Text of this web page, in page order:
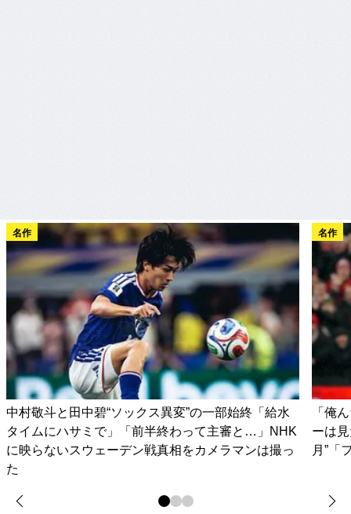
名作
中村敬斗と田中碧“ソックス異変”の一部始終「給水
タイムにハサミで」「前半終わって主審と…」NHK
に映らないスウェーデン戦真相をカメラマンは撮っ
た
名作
「俺
ーは
月”「